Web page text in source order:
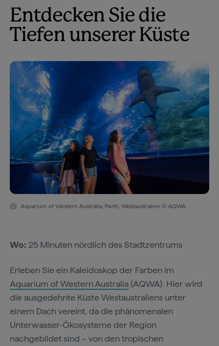
Entdecken Sie die
Tiefen unserer Küste
Aquarium of Western Australia, Perth, Westaustralien © AQWA
Wo: 25 Minuten nördlich des Stadtzentrums
Erleben Sie ein Kaleidoskop der Farben im
Aquarium of Western Australia (AQWA). Hier wird
die ausgedehnte Küste Westaustraliens unter
einem Dach vereint, da die phänomenalen
Unterwasser-Ökosysteme der Region
nachgebildet sind – von den tropischen